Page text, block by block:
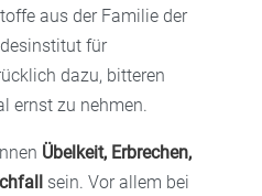
aus der Familie der
für
dazu, bitteren
ernst zu nehmen.
Übelkeit, Erbrechen,
sein. Vor allem bei